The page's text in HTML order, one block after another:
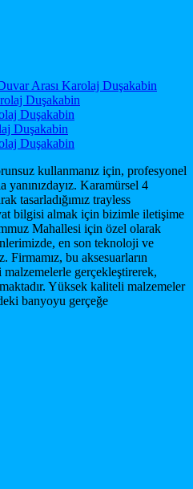
Arası Karolaj Duşakabin
Duşakabin
Duşakabin
Duşakabin
Duşakabin
kullanmanız için, profesyonel
yanınızdayız. Karamürsel 4
tasarladığımız trayless
bilgisi almak için bizimle iletişime
Mahallesi için özel olarak
en son teknoloji ve
Firmamız, bu aksesuarların
gerçekleştirerek,
Yüksek kaliteli malzemeler
banyoyu gerçeğe